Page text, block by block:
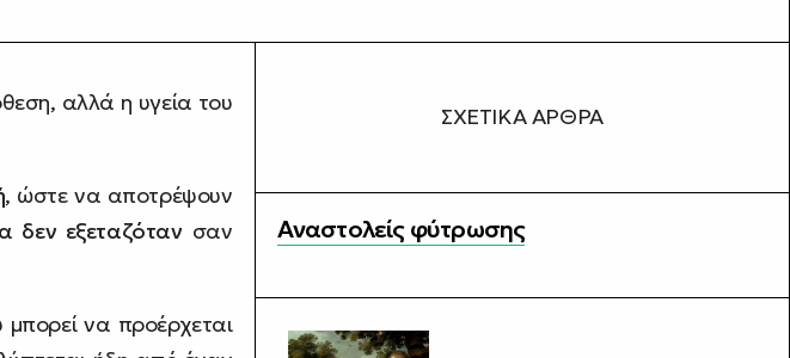
αλλά η υγεία του
, ώστε να αποτρέψουν
δεν εξεταζόταν σαν
να προέρχεται
ΣΧΕΤΙΚΆ ΆΡΘΡΑ
Αναστολείς φύτρωσης